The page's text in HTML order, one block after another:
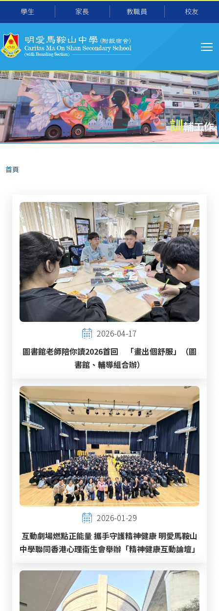
移至主內容
學生 家長 教職員 校友
导
航
訓輔工作
導
航
首頁
2026-04-17
圖書館老師陪你讀2026首回 「畫出個舒服」（圖
書館、輔導組合辦）
2026-01-29
互動劇場燃點正能量 攜手守護精神健康 明愛馬鞍山
中學聯同香港心理衞生會舉辦「精神健康互動論壇」